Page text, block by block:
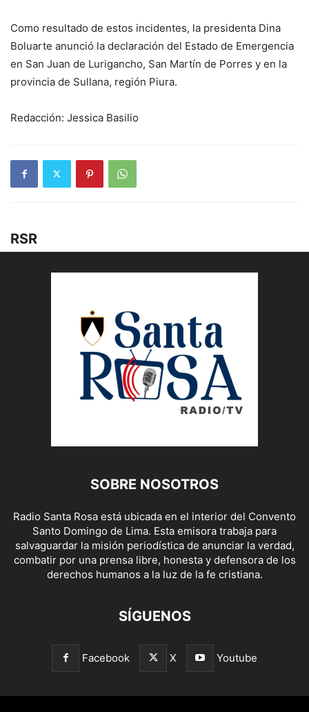
Como resultado de estos incidentes, la presidenta Dina
Boluarte anunció la declaración del Estado de Emergencia
en San Juan de Lurigancho, San Martín de Porres y en la
provincia de Sullana, región Piura.
Redacción: Jessica Basilio
RSR
SOBRE NOSOTROS
Radio Santa Rosa está ubicada en el interior del Convento
Santo Domingo de Lima. Esta emisora trabaja para
salvaguardar la misión periodística de anunciar la verdad,
combatir por una prensa libre, honesta y defensora de los
derechos humanos a la luz de la fe cristiana.
SÍGUENOS
Facebook X Youtube